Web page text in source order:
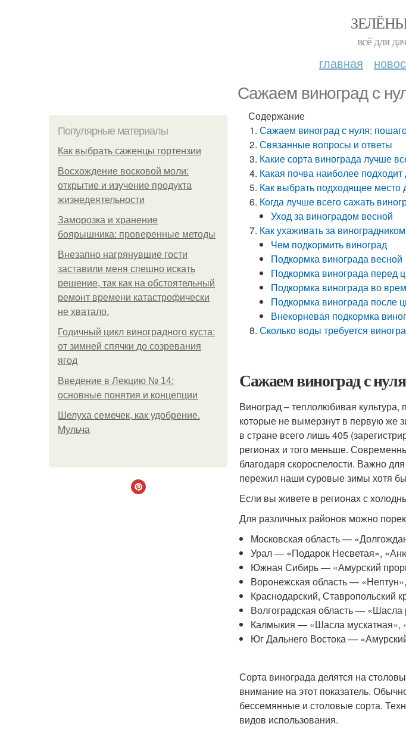
всё для
главная
Сажаем виноград с
Популярные материалы
Как выбрать саженцы гортензии
Восхождение восковой моли:
открытие и изучение продукта
жизнедеятельности
Заморозка и хранение
боярышника: проверенные методы
Внезапно нагрянувшие гости
заставили меня спешно искать
решение, так как на обстоятельный
ремонт времени катастрофически
не хватало.
Годичный цикл виноградного куста:
от зимней спячки до созревания
ягод
Введение в Лекцию № 14:
основные понятия и концепции
Шелуха семечек, как удобрение.
Мульча
Содержание
Сажаем виноград с нуля:
Связанные вопросы и ответы
Какие сорта винограда лучше
Какая почва наиболее
Как выбрать подходящее место
Когда лучше всего сажать
Уход за виноградом весной
Как ухаживать за
Чем подкормить виноград
Подкормка винограда весной
Подкормка винограда перед
Подкормка винограда во
Подкормка винограда после
Внекорневая подкормка
Сколько воды требуется
Сажаем виноград с
Виноград – теплолюбивая
которые не вымерзнут в первую же
в стране всего лишь 405
регионах и того меньше.
благодаря скороспелости. Важно
пережил наши суровые зимы хотя
Если вы живете в регионах с
Для различных районов можно
Московская область —
Урал — «Подарок Несветая»,
Южная Сибирь — «Амурский
Воронежская область —
Краснодарский, Ставропольский
Волгоградская область — «Шасла
Калмыкия — «Шасла мускатная»,
Юг Дальнего Востока —
Сорта винограда делятся на
внимание на этот показатель.
бессемянные и столовые сорта.
видов использования.